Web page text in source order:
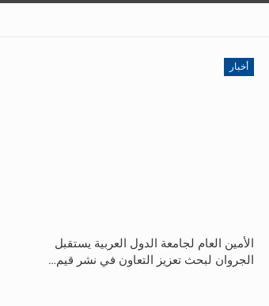
أخبار
الأمين العام لجامعة الدول العربية يستقبل
الجروان لبحث تعزيز التعاون في نشر قيم…